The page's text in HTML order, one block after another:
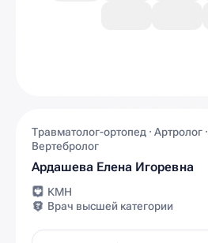
Травматолог-ортопед · Артролог ·
Вертебролог
Ардашева Елена Игоревна
КМН
Врач высшей категории